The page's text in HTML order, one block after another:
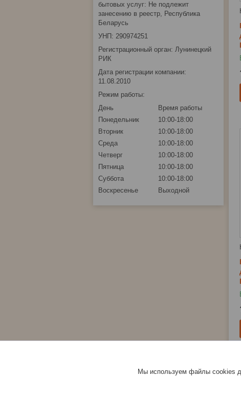
бытовых услуг: Не подлежит
занесению в реестр, Республика
Беларусь
УНП: 290974251
Регистрационный орган: Лунинецкий
РИК
Дата регистрации компании:
11.08.2010
Режим работы:
День
Время работы
Понедельник
10:00-18:00
Вторник
10:00-18:00
Среда
10:00-18:00
Четверг
10:00-18:00
Пятница
10:00-18:00
Суббота
10:00-18:00
Воскресенье
Выходной
Мы используем файлы cookies